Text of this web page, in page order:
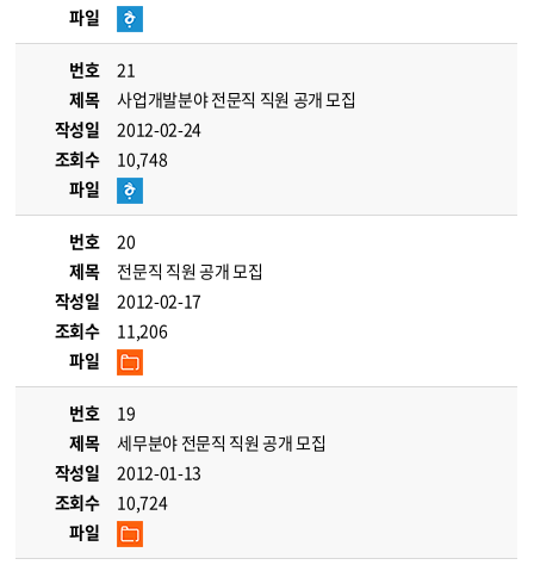
파일
번호
21
제목
사업개발분야 전문직 직원 공개 모집
작성일
2012-02-24
조회수
10,748
파일
번호
20
제목
전문직 직원 공개 모집
작성일
2012-02-17
조회수
11,206
파일
번호
19
제목
세무분야 전문직 직원 공개 모집
작성일
2012-01-13
조회수
10,724
파일